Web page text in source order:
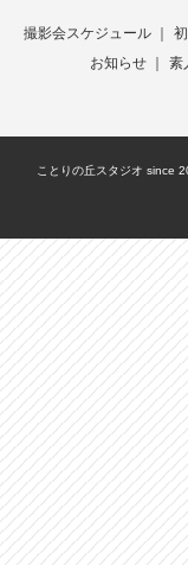
撮影会スケジュール
お知らせ｜ 素
ことりの丘スタジオ since